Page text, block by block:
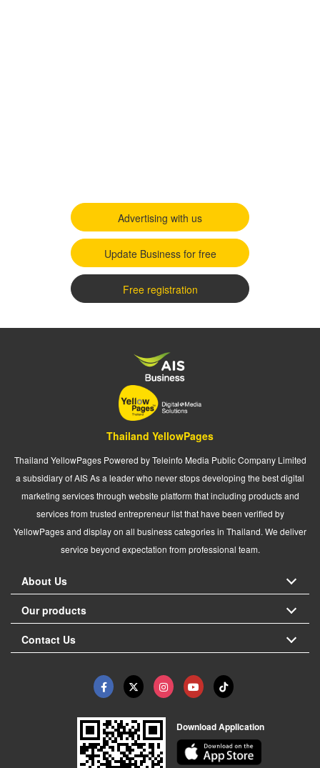
Advertising with us
Update Business for free
Free registration
Thailand YellowPages
Thailand YellowPages Powered by Teleinfo Media Public Company Limited
a subsidiary of AIS As a leader who never stops developing the best digital
marketing services through website platform that including products and
services from trusted entrepreneur list that have been verified by
YellowPages and display on all business categories in Thailand. We deliver
service beyond expectation from professional team.
About Us
Our products
Contact Us
Download Application